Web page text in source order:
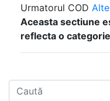
Urmatorul COD
Aceasta sectiune
reflecta o categorie